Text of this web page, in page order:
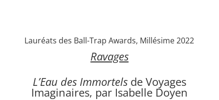
Lauréats des Ball-Trap Awards, Millésime 2022
Ravages
L’Eau des Immortelsde Voyages
Imaginaires, par Isabelle Doyen